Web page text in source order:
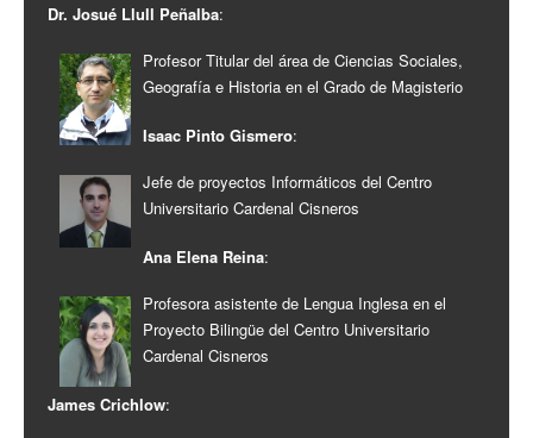
Dr. Josué Llull Peñalba:
Profesor Titular del área de Ciencias Sociales,
Geografía e Historia en el Grado de Magisterio
Isaac Pinto Gismero:
Jefe de proyectos Informáticos del Centro
Universitario Cardenal Cisneros
Ana Elena Reina:
Profesora asistente de Lengua Inglesa en el
Proyecto Bilingüe del Centro Universitario
Cardenal Cisneros
James Crichlow: